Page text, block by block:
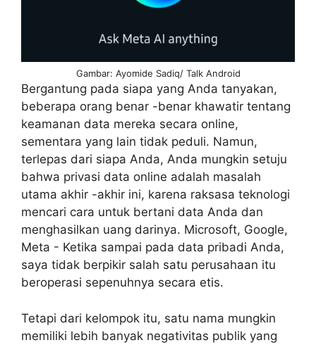
Gambar: Ayomide Sadiq/ Talk Android
Bergantung pada siapa yang Anda tanyakan,
beberapa orang benar -benar khawatir tentang
keamanan data mereka secara online,
sementara yang lain tidak peduli. Namun,
terlepas dari siapa Anda, Anda mungkin setuju
bahwa privasi data online adalah masalah
utama akhir -akhir ini, karena raksasa teknologi
mencari cara untuk bertani data Anda dan
menghasilkan uang darinya. Microsoft, Google,
Meta - Ketika sampai pada data pribadi Anda,
saya tidak berpikir salah satu perusahaan itu
beroperasi sepenuhnya secara etis.
Tetapi dari kelompok itu, satu nama mungkin
memiliki lebih banyak negativitas publik yang